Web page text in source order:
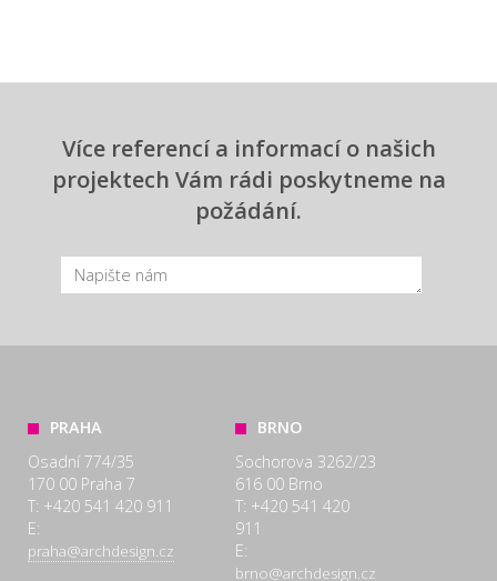
Více referencí a informací o našich
projektech Vám rádi poskytneme na
požádání.
PRAHA
Osadní 774/35
170 00 Praha 7
T: +420 541 420 911
E:
praha@archdesign.cz
BRNO
Sochorova 3262/23
616 00 Brno
T: +420 541 420
911
E:
brno@archdesign.cz